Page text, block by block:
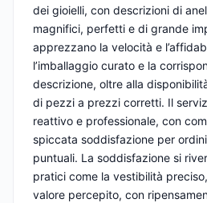
dei gioielli, con descrizioni di
magnifici, perfetti e di grande
apprezzano la velocità e
l’imballaggio curato e la
descrizione, oltre alla
di pezzi a prezzi corretti. Il
reattivo e professionale, con
spiccata soddisfazione per
puntuali. La soddisfazione si
pratici come la vestibilità
valore percepito, con